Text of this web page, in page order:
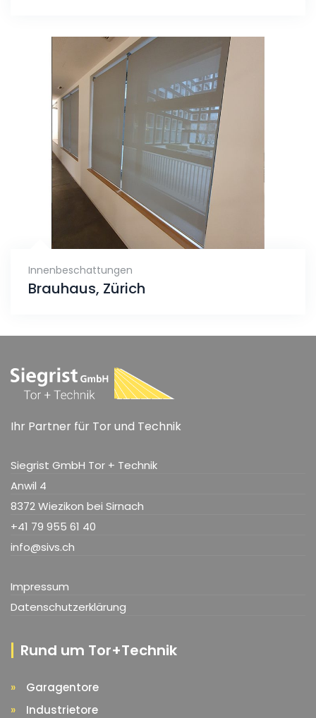
Innenbeschattungen
Brauhaus, Zürich
Ihr Partner für Tor und Technik
Siegrist GmbH Tor + Technik
Anwil 4
8372 Wiezikon bei Sirnach
+41 79 955 61 40
info@sivs.ch
Impressum
Datenschutzerklärung
Rund um Tor+Technik
Garagentore
Industrietore